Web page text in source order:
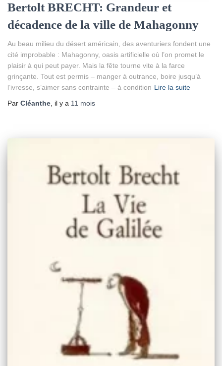
Bertolt BRECHT: Grandeur et
décadence de la ville de Mahagonny
Au beau milieu du désert américain, des aventuriers fondent une
cité improbable : Mahagonny, oasis artificielle où l’on promet le
plaisir à qui peut payer. Mais la fête tourne vite à la farce
grinçante. Tout est permis – manger à outrance, boire jusqu’à
l’ivresse, s’aimer sans contrainte – à condition Lire la suite
Par Cléanthe , il y a 11 mois